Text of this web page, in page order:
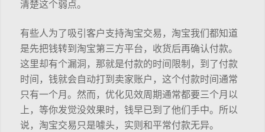
清楚这个弱点。
有些人为了吸引客户支持淘宝交易，淘宝我们都知道
是先把钱转到淘宝第三方平台，收货后再确认付款。
这里却有个漏洞，那就是付款的时间限制，到了付款
时间，钱就会自动打到卖家账户，这个付款时间通常
只有一个月。然而，优化见效周期通常都要三个月以
上，等你发觉没效果时，钱早已到了他们手中。所以
说，淘宝交易只是噱头，实则和平常付款无异。